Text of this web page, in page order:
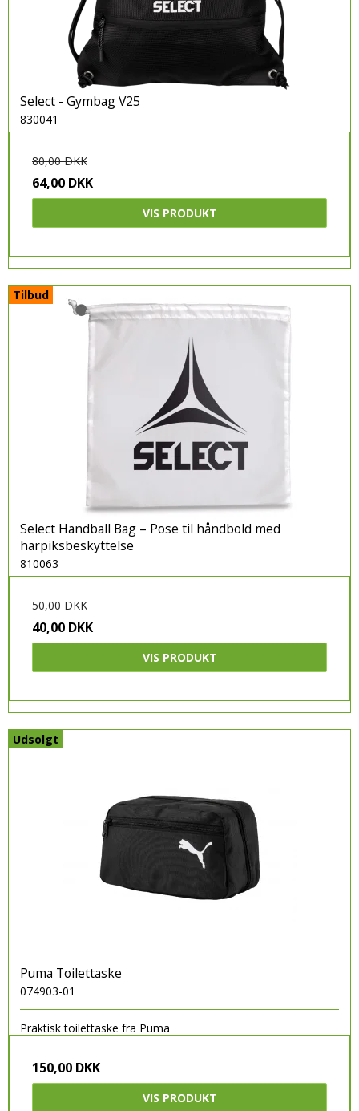
Select - Gymbag V25
830041
80,00 DKK
64,00 DKK
VIS PRODUKT
Tilbud
Select Handball Bag – Pose til håndbold med
harpiksbeskyttelse
810063
50,00 DKK
40,00 DKK
VIS PRODUKT
Udsolgt
Puma Toilettaske
074903-01
Praktisk toilettaske fra Puma
150,00 DKK
VIS PRODUKT